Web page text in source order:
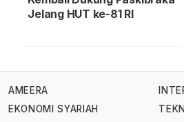
Jelang HUT ke-81 RI
AMEERA
EKONOMI SYARIAH